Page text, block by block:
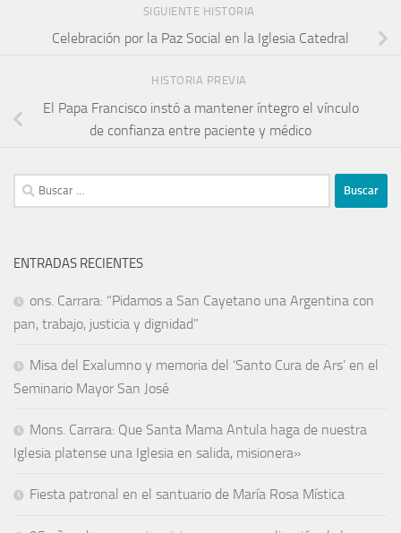
SIGUIENTE HISTORIA
Celebración por la Paz Social en la Iglesia Catedral
HISTORIA PREVIA
El Papa Francisco instó a mantener íntegro el vínculo
de confianza entre paciente y médico
ENTRADAS RECIENTES
ons. Carrara: “Pidamos a San Cayetano una Argentina con
pan, trabajo, justicia y dignidad”
Misa del Exalumno y memoria del ‘Santo Cura de Ars’ en el
Seminario Mayor San José
Mons. Carrara: Que Santa Mama Antula haga de nuestra
Iglesia platense una Iglesia en salida, misionera»
Fiesta patronal en el santuario de María Rosa Mística